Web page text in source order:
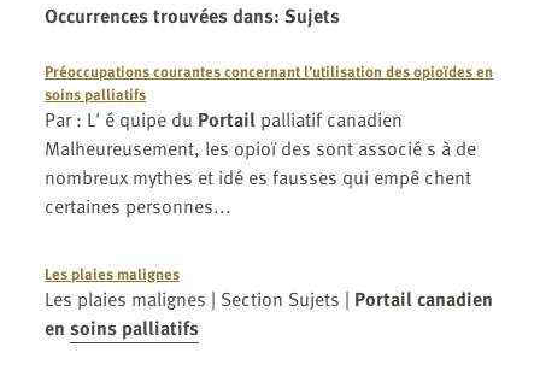
Occurrences trouvées dans: Sujets
Préoccupations courantes concernant l’utilisation des opioïdes en
soins palliatifs
Par : L' é quipe du Portail palliatif canadien
Malheureusement, les opioï des sont associé s à de
nombreux mythes et idé es fausses qui empê chent
certaines personnes...
Les plaies malignes
Les plaies malignes | Section Sujets | Portail canadien
en soins palliatifs